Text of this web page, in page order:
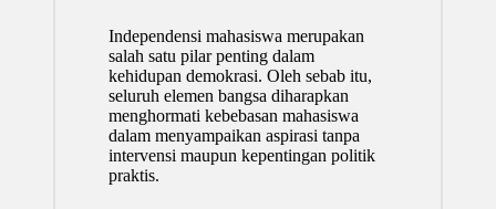
Independensi mahasiswa merupakan
salah satu pilar penting dalam
kehidupan demokrasi. Oleh sebab itu,
seluruh elemen bangsa diharapkan
menghormati kebebasan mahasiswa
dalam menyampaikan aspirasi tanpa
intervensi maupun kepentingan politik
praktis.